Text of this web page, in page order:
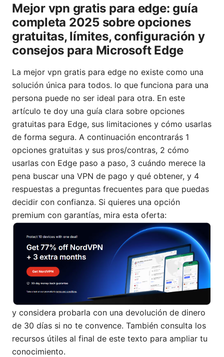
Mejor vpn gratis para edge: guía
completa 2025 sobre opciones
gratuitas, límites, configuración y
consejos para Microsoft Edge
La mejor vpn gratis para edge no existe como una
solución única para todos. lo que funciona para una
persona puede no ser ideal para otra. En este
artículo te doy una guía clara sobre opciones
gratuitas para Edge, sus limitaciones y cómo usarlas
de forma segura. A continuación encontrarás 1
opciones gratuitas y sus pros/contras, 2 cómo
usarlas con Edge paso a paso, 3 cuándo merece la
pena buscar una VPN de pago y qué obtener, y 4
respuestas a preguntas frecuentes para que puedas
decidir con confianza. Si quieres una opción
premium con garantías, mira esta oferta:
y considera probarla con una devolución de dinero
de 30 días si no te convence. También consulta los
recursos útiles al final de este texto para ampliar tu
conocimiento.